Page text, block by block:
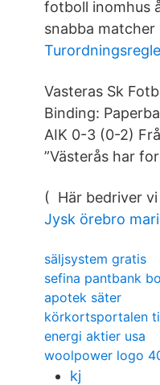
fotboll inomhus
snabba
Vasteras Sk
Binding:
AIK 0-3 (0-2)
”Västerås har
( Här bedriver
Jysk örebro
säljsystem gratis
sefina pantbank
apotek säter
körkortsportalen
energi aktier usa
woolpower logo
kj